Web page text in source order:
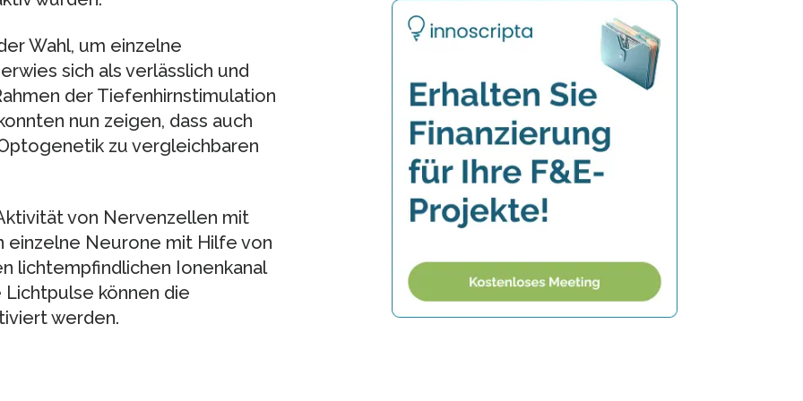
Wahl, um einzelne
sich als verlässlich und
der Tiefenhirnstimulation
nun zeigen, dass auch
zu vergleichbaren
von Nervenzellen mit
einzelne Neurone mit Hilfe von
lichtempfindlichen Ionenkanal
können die
werden.